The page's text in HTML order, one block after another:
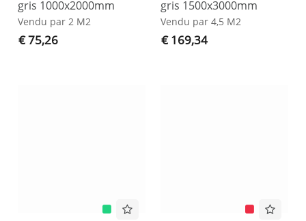
gris 1000x2000mm
Vendu par 2 M2
€ 75,26
gris 1500x3000mm
Vendu par 4,5 M2
€ 169,34